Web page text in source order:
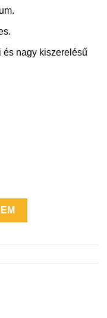
és nagy kiszerelésű
600 ml-es